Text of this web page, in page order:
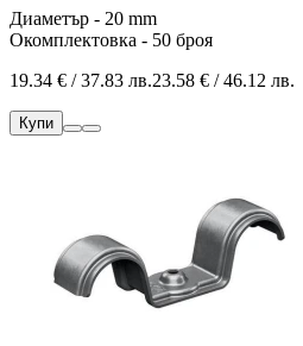
Диаметър - 20 mm
Окомплектовка - 50 броя
19.34 € / 37.83 лв.23.58 € / 46.12 лв.
Купи